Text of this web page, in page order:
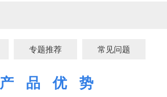
专题推荐 常见问题
产 品 优 势